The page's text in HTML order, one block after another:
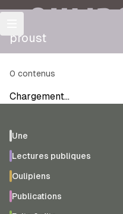
OULIPO
proust
0 contenus
Chargement…
Une
Lectures publiques
Oulipiens
Publications